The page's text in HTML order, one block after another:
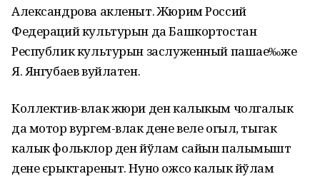
Александрова акленыт. Жюрим Россий
Федераций культурын да Башкортостан
Республик культурын заслуженный пашае‰же
Я. Янгубаев вуйлатен.
Коллектив-влак жюри ден калыкым чолгалык
да мотор вургем-влак дене веле огыл, тыгак
калык фольклор ден йўлам сайын палымышт
дене єрыктареныт. Нуно ожсо калык йўлам